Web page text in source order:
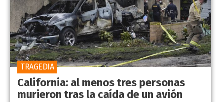
California: al menos tres personas
murieron tras la caída de un avión
TRAGEDIA